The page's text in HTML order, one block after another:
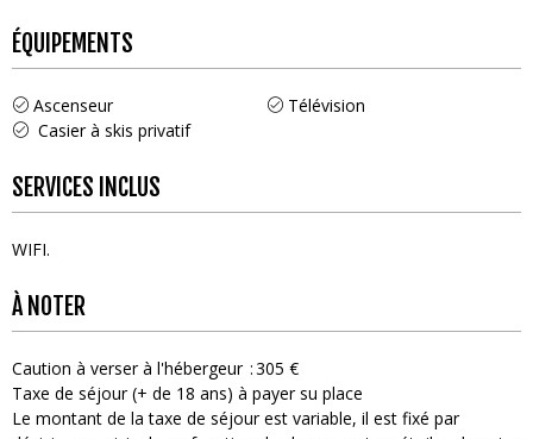
ÉQUIPEMENTS
Ascenseur
Télévision
Casier à skis privatif
SERVICES INCLUS
WIFI
À NOTER
Caution à verser à l'hébergeur 305 €
Taxe de séjour (+ de 18 ans) à payer su place
Le montant de la taxe de séjour est variable, il est fixé par